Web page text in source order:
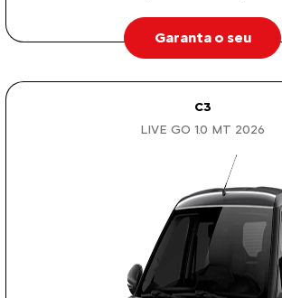
Garanta o seu
C3
LIVE GO 1.0 MT 2026